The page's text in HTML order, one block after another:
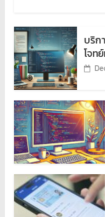
บริก
โจท